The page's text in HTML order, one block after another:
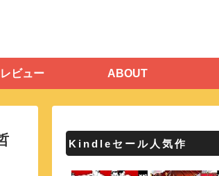
ビュー ABOUT
Kindleセール人気作